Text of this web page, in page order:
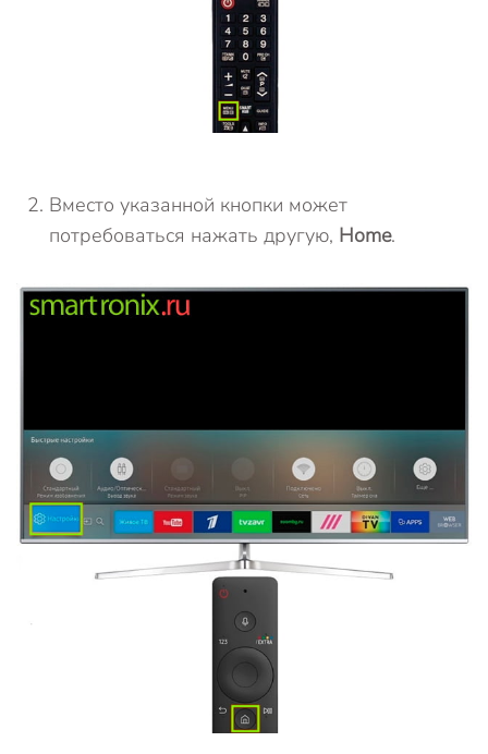
Вместо указанной кнопки может
потребоваться нажать другую, Home.